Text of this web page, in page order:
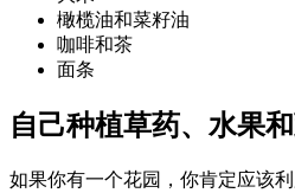
橄榄油和菜籽油
咖啡和茶
面条
自己种植草药、水果
如果你有一个花园，你肯定应该